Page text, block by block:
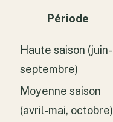
Période
Haute saison (juin-
septembre)
Moyenne saison
(avril-mai, octobre)